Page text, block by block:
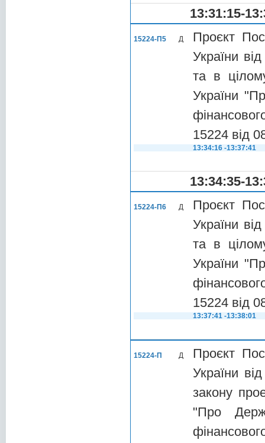
13:31:15-
15224-П5 Д
Проєкт
України
та в
України
15224 від
13:34:16 -13:37:41
13:34:35-
15224-П6 Д
Проєкт
України
та в
України
15224 від
13:37:41 -13:38:01
15224-П Д
Проєкт
України
закону
"Про